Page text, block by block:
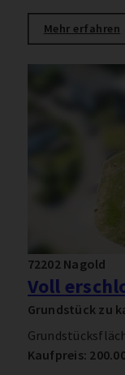
Mehr erfahren
72202 Nagold
Grundstück zu
Kaufpreis: